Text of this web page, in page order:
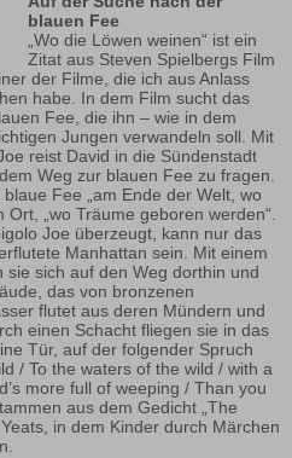
blauen Fee
„Wo die Löwen weinen“ ist ein
Zitat aus Steven Spielbergs Film
der Filme, die ich aus Anlass
habe. In dem Film sucht das
Fee, die ihn – wie in dem
Jungen verwandeln soll. Mit
reist David in die Sündenstadt
Weg zur blauen Fee zu fragen.
Fee „am Ende der Welt, wo
„wo Träume geboren werden“.
Joe überzeugt, kann nur das
Manhattan sein. Mit einem
sich auf den Weg dorthin und
das von bronzenen
flutet aus deren Mündern und
einen Schacht fliegen sie in das
Tür, auf der folgender Spruch
/ To the waters of the wild / with a
more full of weeping / Than you
aus dem Gedicht „The
in dem Kinder durch Märchen